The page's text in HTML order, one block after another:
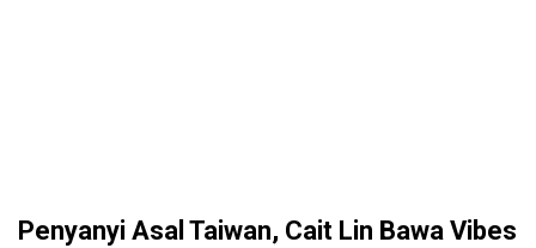
Penyanyi Asal Taiwan, Cait Lin Bawa Vibes